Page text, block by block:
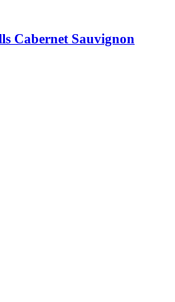
Cabernet Sauvignon